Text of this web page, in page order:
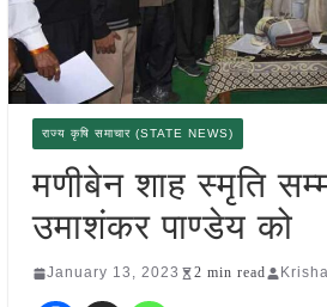
राज्य कृषि समाचार (STATE NEWS)
मणीबेन शाह स्मृति
उमाशंकर पाण्डेय को
January 13, 2023 2 min read